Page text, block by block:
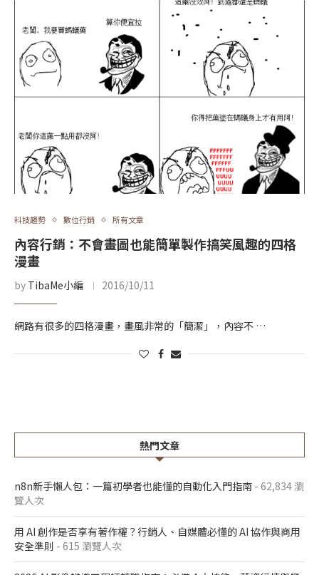
科技趨勢 數位行銷 所有文章
內容行銷：不會畫圖也能簡單製作搞笑風趣的四格
漫畫
by TibaMe小編 2016/10/11
網路有很多的四格漫畫，畫風非常的「簡潔」，內容不 …
熱門文章
n8n新手懶人包：一篇初學者也能懂的自動化入門指南 - 62,834 瀏
覽人次
用 AI 創作是否享有著作權？行銷人、自媒體必懂的 AI 協作與商用
安全準則 - 615 瀏覽人次